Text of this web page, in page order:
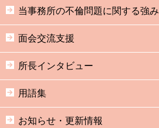
当事務所の不倫問題に関する強み
面会交流支援
所長インタビュー
用語集
お知らせ・更新情報